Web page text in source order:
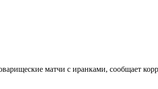
матчи с иранками, сообщает